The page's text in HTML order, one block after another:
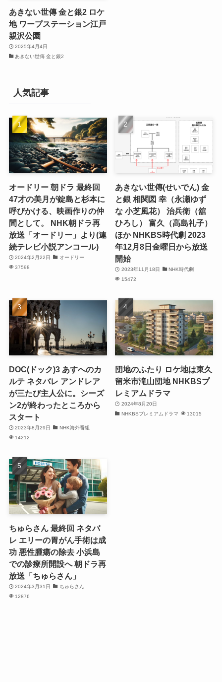
あきない世傳 金と銀2 ロケ
地 ワープステーション江戸
親沢公園
2025年4月4日
あきない世傳 金と銀2
人気記事
オードリー 朝ドラ 最終回
47才の美月が錠島と杉本に
呼びかける、映画作りの仲
間として。 NHK朝ドラ再
放送「オードリー」より(連
続テレビ小説アンコール)
2024年2月22日
オードリー
37598
あきない世傳(せいでん) 金
と銀 相関図 幸（永瀬ゆず
な 小芝風花） 治兵衛（舘
ひろし） 富久（高島礼子）
ほか NHKBS時代劇 2023
年12月8日金曜日から放送
開始
2023年11月18日
NHK時代劇
15472
DOC(ドック)3 あすへのカ
ルテ ネタバレ アンドレア
が三たび主人公に。シーズ
ン2が終わったところから
スタート
2023年8月29日
NHK海外番組
14212
団地のふたり ロケ地は東久
留米市滝山団地 NHKBSプ
レミアムドラマ
2024年8月20日
NHKBSプレミアムドラマ
13015
ちゅらさん 最終回 ネタバ
レ エリーの胃がん手術は成
功 悪性腫瘍の除去 小浜島
での診療所開設へ 朝ドラ再
放送「ちゅらさん」
2024年3月31日
ちゅらさん
12876